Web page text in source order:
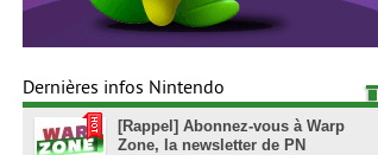
Dernières infos Nintendo
[Rappel] Abonnez-vous à Warp
Zone, la newsletter de PN